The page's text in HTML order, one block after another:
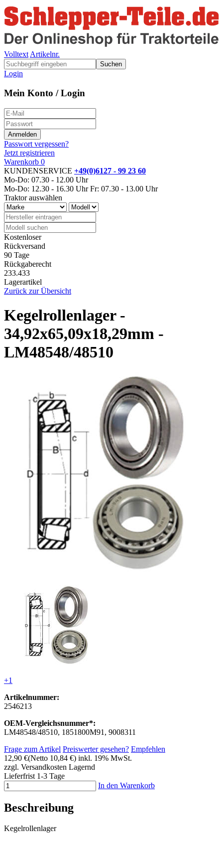
Volltext Artikelnr.
Suchen
Login
Mein Konto / Login
Passwort vergessen?
Jetzt registrieren
Warenkorb 0
KUNDENSERVICE +49(0)6127 - 99 23 60
Mo-Do: 07.30 - 12.00 Uhr
Mo-Do: 12.30 - 16.30 Uhr Fr: 07.30 - 13.00 Uhr
Traktor auswählen
Kostenloser
Rückversand
90 Tage
Rückgaberecht
233.433
Lagerartikel
Zurück zur Übersicht
Kegelrollenlager -
34,92x65,09x18,29mm -
LM48548/48510
+1
Artikelnummer:
2546213
OEM-Vergleichsnummer*:
LM48548/48510, 1851800M91, 9008311
Frage zum Artikel Preiswerter gesehen? Empfehlen
12,90 €(Netto 10,84 €) inkl. 19% MwSt.
zzgl. Versandkosten Lagernd
Lieferfrist 1-3 Tage
In den Warenkorb
Beschreibung
Kegelrollenlager